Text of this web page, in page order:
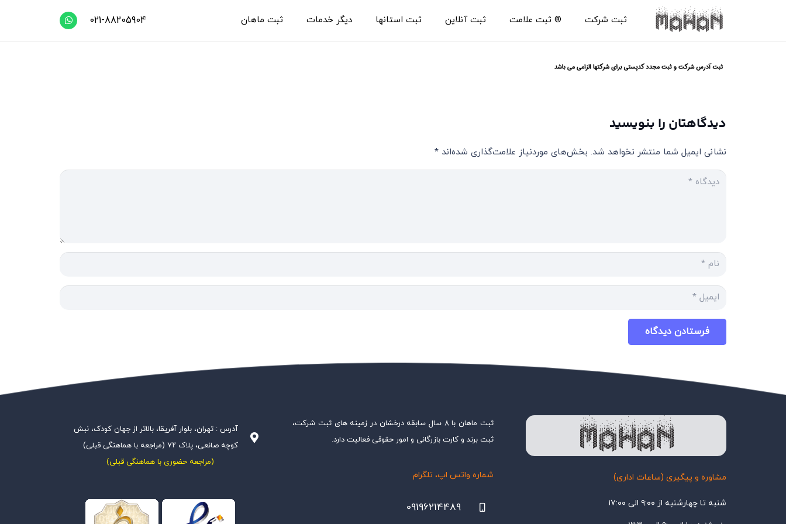
ثبت شرکت ®️ ثبت علامت ثبت آنلاین ثبت استانها دیگر خدمات ثبت ماهان 021-88205904
دیدگاهتان را بنویسید
نشانی ایمیل شما منتشر نخواهد شد. بخش‌های موردنیاز علامت‌گذاری شده‌اند *
فرستادن دیدگاه
مشاوره و پیگیری (ساعات اداری)
شنبه تا چهارشنبه از ۹:۰۰ الی ۱۷:۰۰
ثبت ماهان با ۸ سال سابقه درخشان در زمینه های ثبت شرکت،
ثبت برند و کارت بازرگانی و امور حقوقی فعالیت دارد.
شماره واتس اپ، تلگرام
09196214489
آدرس : تهران، بلوار آفریقا، بالاتر از جهان کودک، نبش
کوچه صانعی، پلاک ۷۲ (مراجعه با هماهنگی قبلی)
(مراجعه حضوری با هماهنگی قبلی)